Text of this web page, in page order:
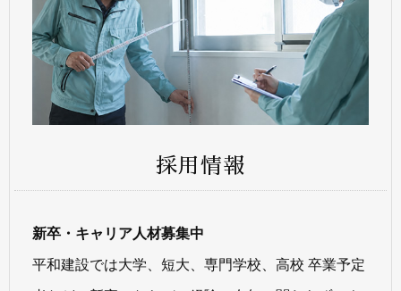
採用情報
新卒・キャリア人材募集中
平和建設では大学、短大、専門学校、高校 卒業予定